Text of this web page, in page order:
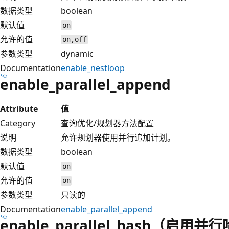
数据类型
boolean
默认值
on
允许的值 on,off
参数类型
dynamic
Documentationenable_nestloop
enable_parallel_append
Attribute
值
Category
查询优化/规划器方法配置
说明
允许规划器使用并行追加计划。
数据类型
boolean
默认值
on
允许的值 on
参数类型
只读的
Documentationenable_parallel_append